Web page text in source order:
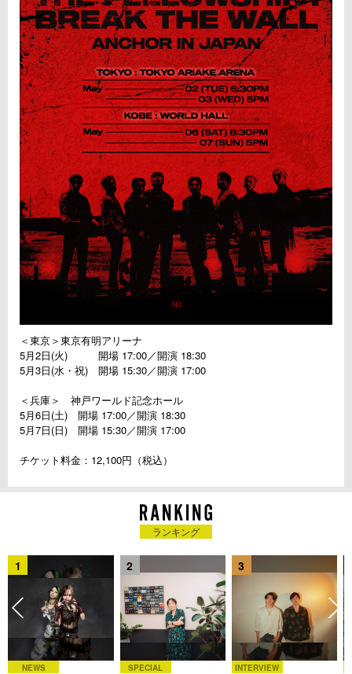
＜東京＞東京有明アリーナ
5月2日(火) 開場 17:00／開演 18:30
5月3日(水・祝) 開場 15:30／開演 17:00
＜兵庫＞ 神戸ワールド記念ホール
5月6日(土) 開場 17:00／開演 18:30
5月7日(日) 開場 15:30／開演 17:00
チケット料金：12,100円（税込）
ランキング
1
NEWS
2
SPECIAL
3
INTERVIEW